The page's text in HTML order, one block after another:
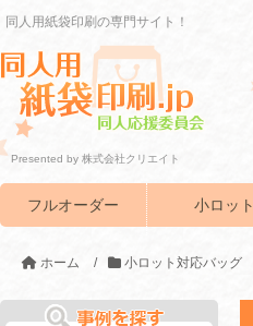
同人用紙袋印刷の専門サイト！
Presented by 株式会社クリエイト
フルオーダー 小ロット
ホーム / 小ロット対応バッグ